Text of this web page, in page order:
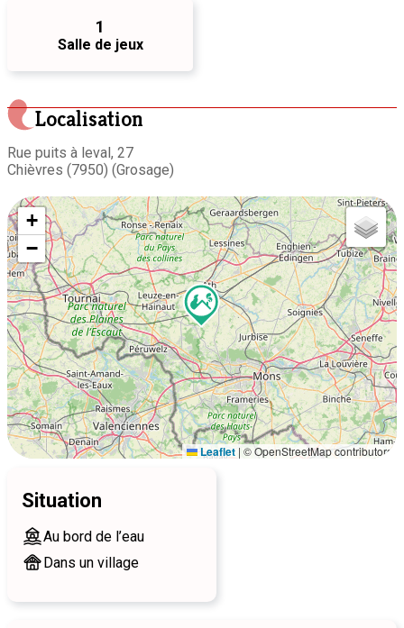
1
Salle de jeux
Localisation
Rue puits à leval, 27
Chièvres (7950) (Grosage)
+
−
Leaflet | © OpenStreetMap contributors
Situation
Au bord de l’eau
Dans un village